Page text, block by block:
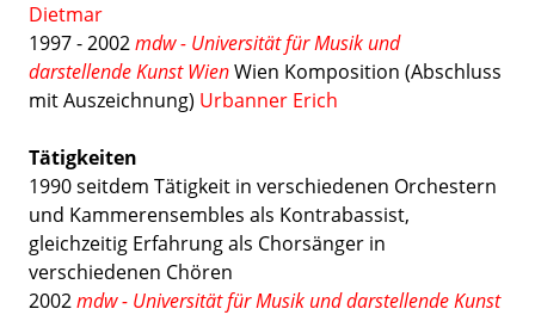
Dietmar
1997 - 2002mdw - Universität für Musik und
darstellende Kunst WienWien Komposition (Abschluss
mit Auszeichnung) Urbanner Erich
Tätigkeiten
1990 seitdem Tätigkeit in verschiedenen Orchestern
und Kammerensembles als Kontrabassist,
gleichzeitig Erfahrung als Chorsänger in
verschiedenen Chören
2002mdw - Universität für Musik und darstellende Kunst